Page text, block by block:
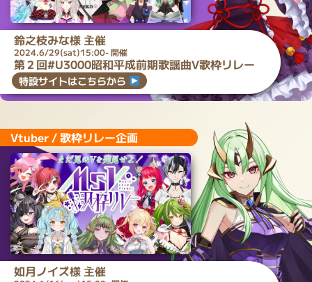
鈴之枝みな様 主催
2024.6/29(sat)15:00- 開催
第２回#U3000昭和平成前期歌謡曲V歌枠リレー
特設サイトはこちらから
Vtuber / 歌枠リレー企画
如月ノイズ様 主催